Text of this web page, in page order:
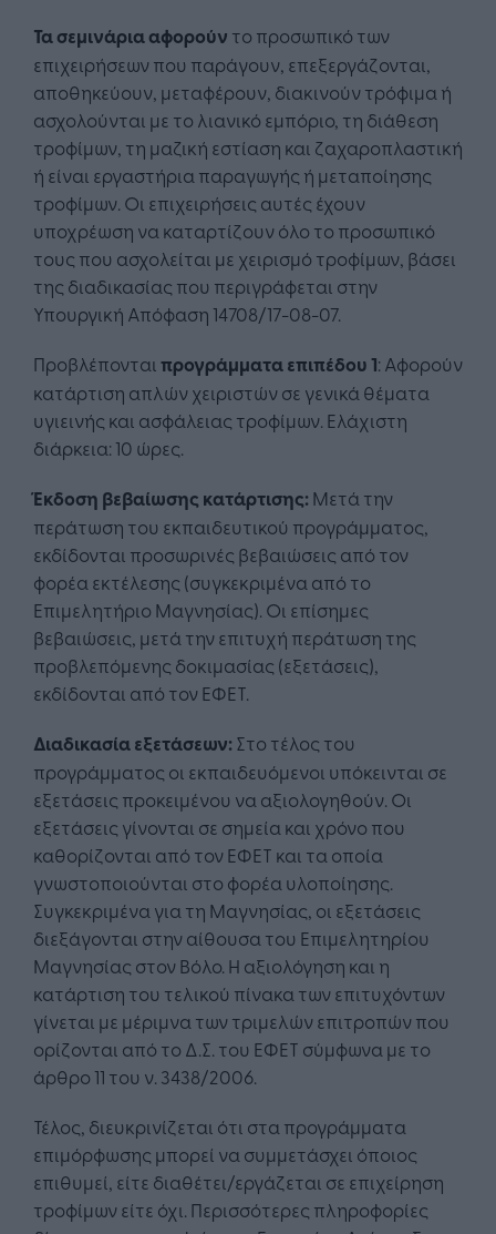
Τα σεμινάρια αφορούν το προσωπικό των
επιχειρήσεων που παράγουν, επεξεργάζονται,
αποθηκεύουν, μεταφέρουν, διακινούν τρόφιμα ή
ασχολούνται με το λιανικό εμπόριο, τη διάθεση
τροφίμων, τη μαζική εστίαση και ζαχαροπλαστική
ή είναι εργαστήρια παραγωγής ή μεταποίησης
τροφίμων. Οι επιχειρήσεις αυτές έχουν
υποχρέωση να καταρτίζουν όλο το προσωπικό
τους που ασχολείται με χειρισμό τροφίμων, βάσει
της διαδικασίας που περιγράφεται στην
Υπουργική Απόφαση 14708/17-08-07.
Προβλέπονται προγράμματα επιπέδου 1: Αφορούν
κατάρτιση απλών χειριστών σε γενικά θέματα
υγιεινής και ασφάλειας τροφίμων. Ελάχιστη
διάρκεια: 10 ώρες.
Έκδοση βεβαίωσης κατάρτισης:Μετά την
περάτωση του εκπαιδευτικού προγράμματος,
εκδίδονται προσωρινές βεβαιώσεις από τον
φορέα εκτέλεσης (συγκεκριμένα από το
Επιμελητήριο Μαγνησίας). Οι επίσημες
βεβαιώσεις, μετά την επιτυχή περάτωση της
προβλεπόμενης δοκιμασίας (εξετάσεις),
εκδίδονται από τον ΕΦΕΤ.
Διαδικασία εξετάσεων:Στο τέλος του
προγράμματος οι εκπαιδευόμενοι υπόκεινται σε
εξετάσεις προκειμένου να αξιολογηθούν. Οι
εξετάσεις γίνονται σε σημεία και χρόνο που
καθορίζονται από τον ΕΦΕΤ και τα οποία
γνωστοποιούνται στο φορέα υλοποίησης.
Συγκεκριμένα για τη Μαγνησίας, οι εξετάσεις
διεξάγονται στην αίθουσα του Επιμελητηρίου
Μαγνησίας στον Βόλο. Η αξιολόγηση και η
κατάρτιση του τελικού πίνακα των επιτυχόντων
γίνεται με μέριμνα των τριμελών επιτροπών που
ορίζονται από το Δ.Σ. του ΕΦΕΤ σύμφωνα με το
άρθρο 11 του ν. 3438/2006.
Τέλος, διευκρινίζεται ότι στα προγράμματα
επιμόρφωσης μπορεί να συμμετάσχει όποιος
επιθυμεί, είτε διαθέτει/εργάζεται σε επιχείρηση
τροφίμων είτε όχι. Περισσότερες πληροφορίες